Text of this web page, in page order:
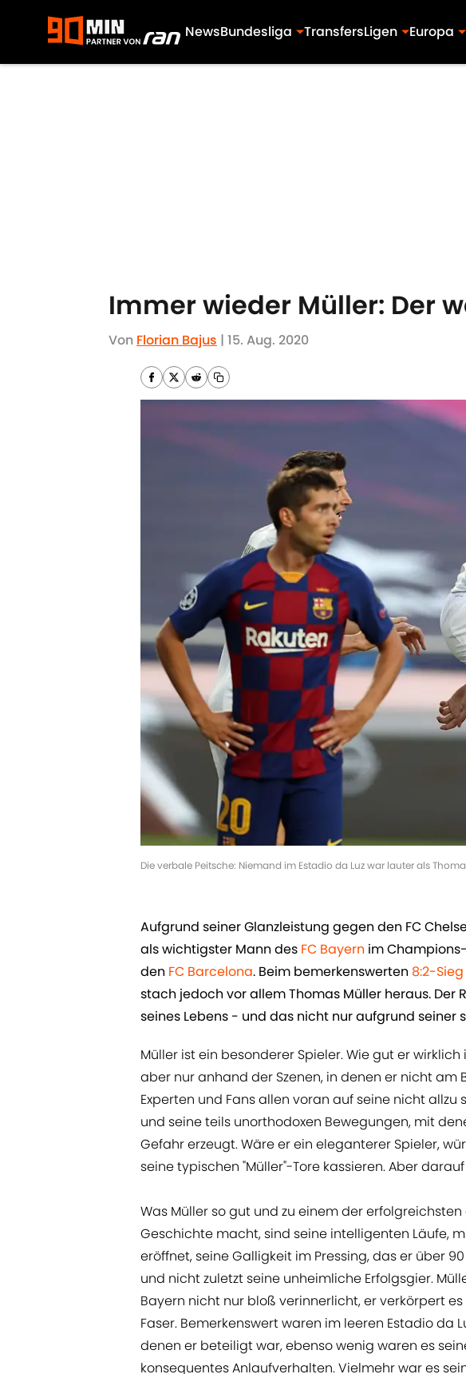
NewsBundesliga TransfersLigen Europa
Immer wieder Müller: Der
Von Florian Bajus | 15. Aug. 2020
Die verbale Peitsche: Niemand im Estadio da Luz war lauter als
Aufgrund seiner Glanzleistung gegen den FC
als wichtigster Mann des FC Bayern im
den FC Barcelona. Beim bemerkenswerten 8:2-Sieg
stach jedoch vor allem Thomas Müller heraus. Der
seines Lebens - und das nicht nur aufgrund seiner
Müller ist ein besonderer Spieler. Wie gut er
aber nur anhand der Szenen, in denen er nicht am
Experten und Fans allen voran auf seine nicht
und seine teils unorthodoxen Bewegungen, mit
Gefahr erzeugt. Wäre er ein eleganterer Spieler,
seine typischen "Müller"-Tore kassieren. Aber
Was Müller so gut und zu einem der
Geschichte macht, sind seine intelligenten Läufe,
eröffnet, seine Galligkeit im Pressing, das er über
und nicht zuletzt seine unheimliche Erfolgsgier.
Bayern nicht nur bloß verinnerlicht, er verkörpert
Faser. Bemerkenswert waren im leeren Estadio da
denen er beteiligt war, ebenso wenig waren es
konsequentes Anlaufverhalten. Vielmehr war es